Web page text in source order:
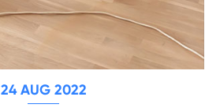
24 AUG 2022